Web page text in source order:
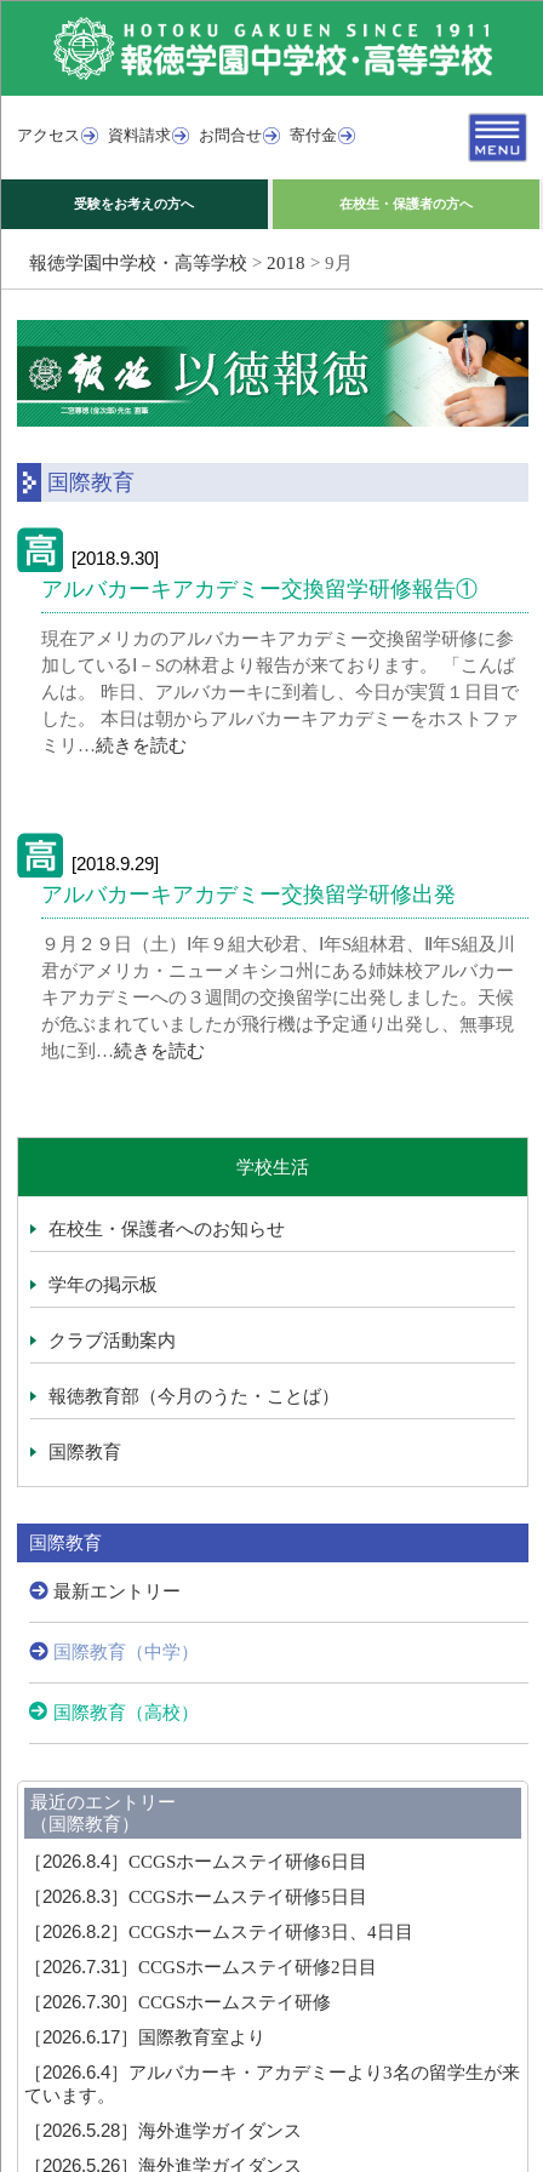
アクセス 資料請求 お問合せ 寄付金
受験をお考えの方へ 在校生・保護者の方へ
報徳学園中学校・高等学校 > 2018 > 9月
国際教育
[2018.9.30]
アルバカーキアカデミー交換留学研修報告①
現在アメリカのアルバカーキアカデミー交換留学研修に参
加しているⅠ－Sの林君より報告が来ております。 「こんば
んは。 昨日、アルバカーキに到着し、今日が実質１日目で
した。 本日は朝からアルバカーキアカデミーをホストファ
ミリ…続きを読む
[2018.9.29]
アルバカーキアカデミー交換留学研修出発
９月２９日（土）Ⅰ年９組大砂君、Ⅰ年S組林君、Ⅱ年S組及川
君がアメリカ・ニューメキシコ州にある姉妹校アルバカー
キアカデミーへの３週間の交換留学に出発しました。天候
が危ぶまれていましたが飛行機は予定通り出発し、無事現
地に到…続きを読む
学校生活
在校生・保護者へのお知らせ
学年の掲示板
クラブ活動案内
報徳教育部（今月のうた・ことば）
国際教育
国際教育
最新エントリー
国際教育（中学）
国際教育（高校）
最近のエントリー
（国際教育）
［2026.8.4］CCGSホームステイ研修6日目
［2026.8.3］CCGSホームステイ研修5日目
［2026.8.2］CCGSホームステイ研修3日、4日目
［2026.7.31］CCGSホームステイ研修2日目
［2026.7.30］CCGSホームステイ研修
［2026.6.17］ 国際教育室より
［2026.6.4］ アルバカーキ・アカデミーより3名の留学生が来
ています。
［2026.5.28］海外進学ガイダンス
［2026.5.26］海外進学ガイダンス